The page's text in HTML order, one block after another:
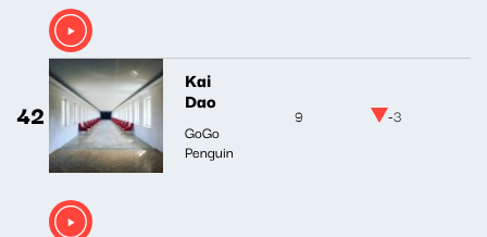
42
Kai
Dao
GoGo
Penguin
9 -3